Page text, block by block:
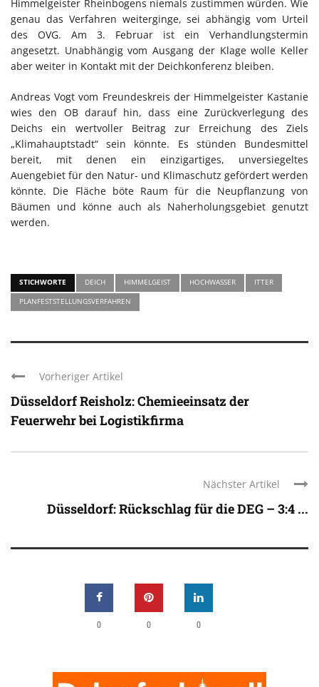
Himmelgeister Rheinbogens niemals zustimmen würden. Wie
genau das Verfahren weiterginge, sei abhängig vom Urteil
des OVG. Am 3. Februar ist ein Verhandlungstermin
angesetzt. Unabhängig vom Ausgang der Klage wolle Keller
aber weiter in Kontakt mit der Deichkonferenz bleiben.
Andreas Vogt vom Freundeskreis der Himmelgeister Kastanie
wies den OB darauf hin, dass eine Zurückverlegung des
Deichs ein wertvoller Beitrag zur Erreichung des Ziels
„Klimahauptstadt“ sein könnte. Es stünden Bundesmittel
bereit, mit denen ein einzigartiges, unversiegeltes
Auengebiet für den Natur- und Klimaschutz gefördert werden
könnte. Die Fläche böte Raum für die Neupflanzung von
Bäumen und könne auch als Naherholungsgebiet genutzt
werden.
STICHWORTE DEICH HIMMELGEIST HOCHWASSER
ITTER
PLANFESTSTELLUNGSVERFAHREN
Vorheriger Artikel
Düsseldorf Reisholz: Chemieeinsatz der
Feuerwehr bei Logistikfirma
Nächster Artikel
Düsseldorf: Rückschlag für die DEG – 3:4 ...
0 0 0